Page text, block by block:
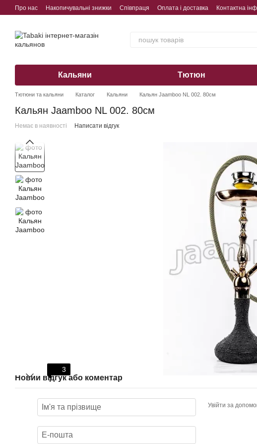
Перейти до основного контенту
Про нас Накопичувальні знижки Співпраця Оплата і доставка Контактна
Кальяни Тютюн
Тютюни та кальяни Каталог Кальяни Кальян Jaamboo NL 002. 80см
Кальян Jaamboo NL 002. 80см
Немає в наявності Написати відгук
3
Новий відгук або коментар
Увійти за